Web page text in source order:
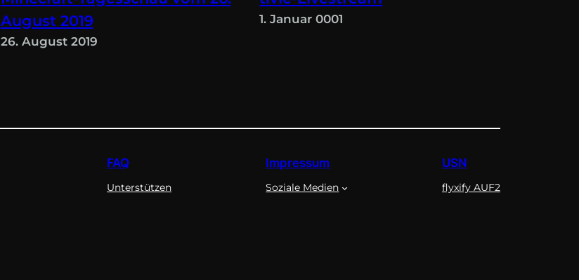
August 2019
26. August 2019
1. Januar 0001
FAQ
Unterstützen
Impressum
Soziale Medien
USN
flyxify AUF2